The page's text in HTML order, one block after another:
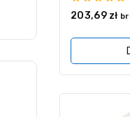
0
203,69 zł